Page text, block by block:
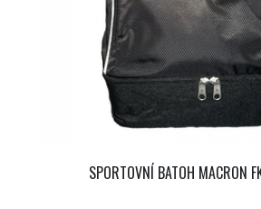
SPORTOVNÍ BATOH MACRON